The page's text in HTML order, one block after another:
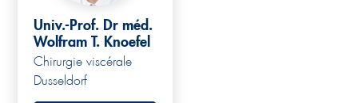
Univ.-Prof. Dr méd.
Wolfram T. Knoefel
Chirurgie viscérale
Dusseldorf